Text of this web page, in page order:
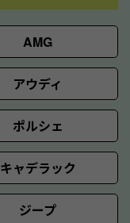
AMG
アウディ
ポルシェ
キャデラック
ジープ